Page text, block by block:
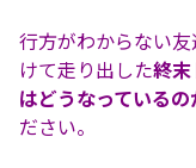
行方がわからない
けて走り出した終
はどうなっているの
ださい。